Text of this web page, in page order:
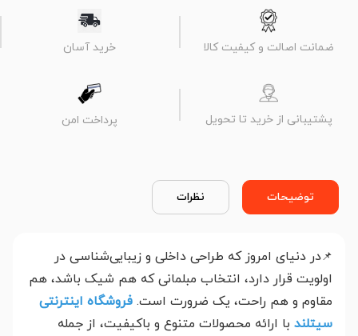
ضمانت اصالت و کیفیت کالا خرید آسان
پشتیبانی از خرید تا تحویل پرداخت امن
توضیحات نظرات
📌در دنیای امروز که طراحی داخلی و زیبایی‌شناسی در
اولویت قرار دارد، انتخاب مبلمانی که هم شیک باشد، هم
مقاوم و هم راحت، یک ضرورت است. فروشگاه اینترنتی
سیتلند با ارائه محصولات متنوع و باکیفیت، از جمله